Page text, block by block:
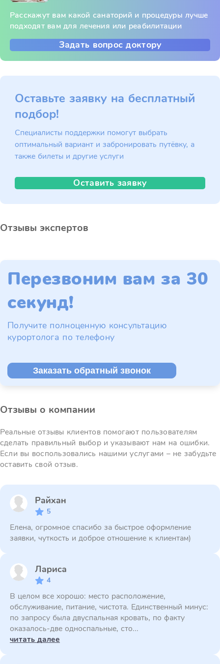
Расскажут вам какой санаторий и процедуры лучше
подходят вам для лечения или реабилитации
Задать вопрос доктору
Оставьте заявку на бесплатный
подбор!
Специалисты поддержки помогут выбрать
оптимальный вариант и забронировать путёвку, а
также билеты и другие услуги
Оставить заявку
Отзывы экспертов
Перезвоним вам за 30
секунд!
Получите полноценную консультацию
курортолога по телефону
Заказать обратный звонок
Отзывы о компании
Реальные отзывы клиентов помогают пользователям
сделать правильный выбор и указывают нам на ошибки.
Если вы воспользовались нашими услугами – не забудьте
оставить свой отзыв.
Райхан
5
Елена, огромное спасибо за быстрое оформление
заявки, чуткость и доброе отношение к клиентам)
Лариса
4
В целом все хорошо: место расположение,
обслуживание, питание, чистота. Единственный минус:
по запросу была двуспальная кровать, по факту
оказалось-две односпальные, сто...
читать далее